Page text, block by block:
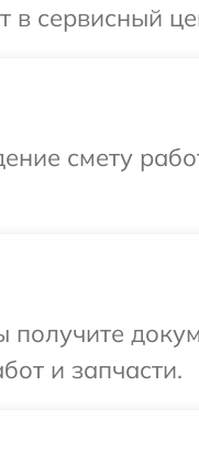
в сервисный
смету
получите
и запчасти.